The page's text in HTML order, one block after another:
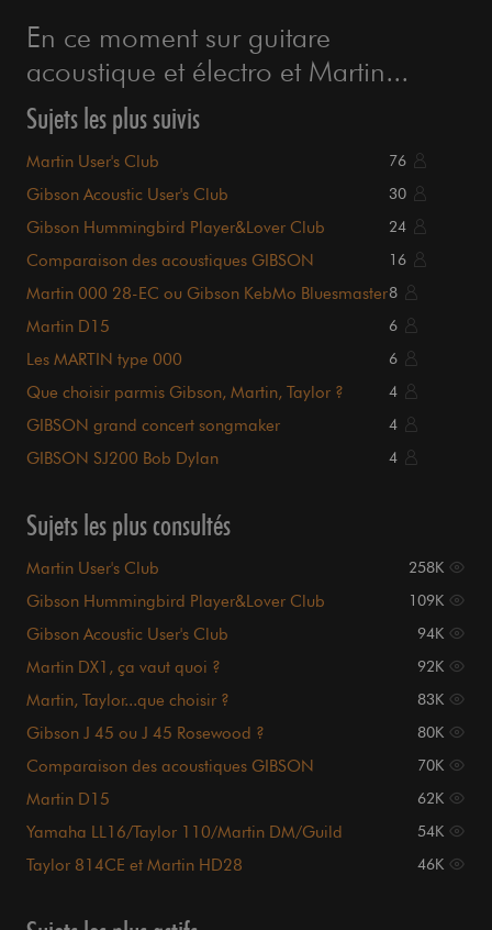
En ce moment sur guitare
acoustique et électro et Martin...
Sujets les plus suivis
Martin User's Club 76
Gibson Acoustic User's Club 30
Gibson Hummingbird Player&Lover Club 24
Comparaison des acoustiques GIBSON 16
Martin 000 28-EC ou Gibson KebMo Bluesmaster8
Martin D15 6
Les MARTIN type 000 6
Que choisir parmis Gibson, Martin, Taylor ? 4
GIBSON grand concert songmaker 4
GIBSON SJ200 Bob Dylan 4
Sujets les plus consultés
Martin User's Club 258K
Gibson Hummingbird Player&Lover Club 109K
Gibson Acoustic User's Club 94K
Martin DX1, ça vaut quoi ? 92K
Martin, Taylor...que choisir ? 83K
Gibson J 45 ou J 45 Rosewood ? 80K
Comparaison des acoustiques GIBSON 70K
Martin D15 62K
Yamaha LL16/Taylor 110/Martin DM/Guild
54K
Taylor 814CE et Martin HD28 46K